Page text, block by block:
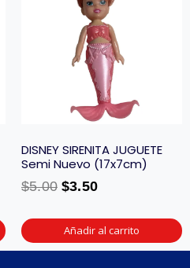
DISNEY SIRENITA JUGUETE
Semi Nuevo (17x7cm)
$5.00 $3.50
Añadir al carrito